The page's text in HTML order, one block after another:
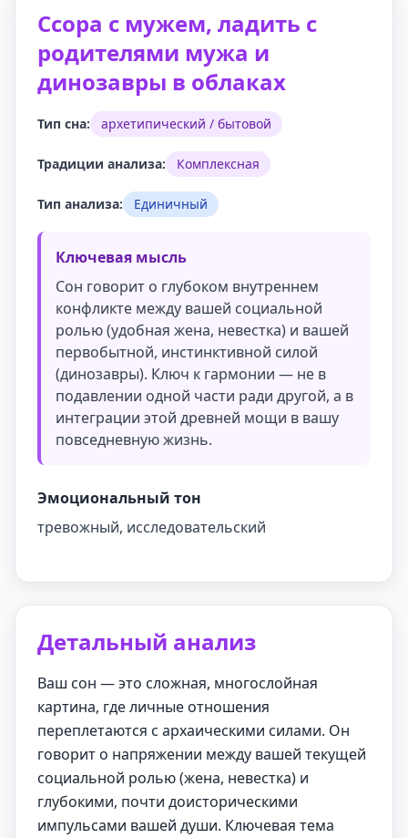
Ссора с мужем, ладить с
родителями мужа и
динозавры в облаках
Тип сна: архетипический / бытовой
Традиции анализа: Комплексная
Тип анализа: Единичный
Ключевая мысль
Сон говорит о глубоком внутреннем
конфликте между вашей социальной
ролью (удобная жена, невестка) и вашей
первобытной, инстинктивной силой
(динозавры). Ключ к гармонии — не в
подавлении одной части ради другой, а в
интеграции этой древней мощи в вашу
повседневную жизнь.
Эмоциональный тон
тревожный, исследовательский
Детальный анализ
Ваш сон — это сложная, многослойная
картина, где личные отношения
переплетаются с архаическими силами. Он
говорит о напряжении между вашей текущей
социальной ролью (жена, невестка) и
глубокими, почти доисторическими
импульсами вашей души. Ключевая тема